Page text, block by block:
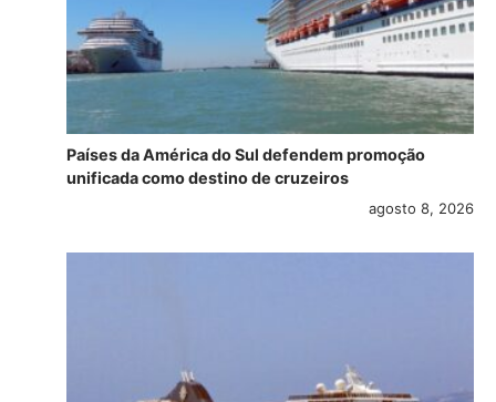
Países da América do Sul defendem promoção
unificada como destino de cruzeiros
agosto 8, 2026